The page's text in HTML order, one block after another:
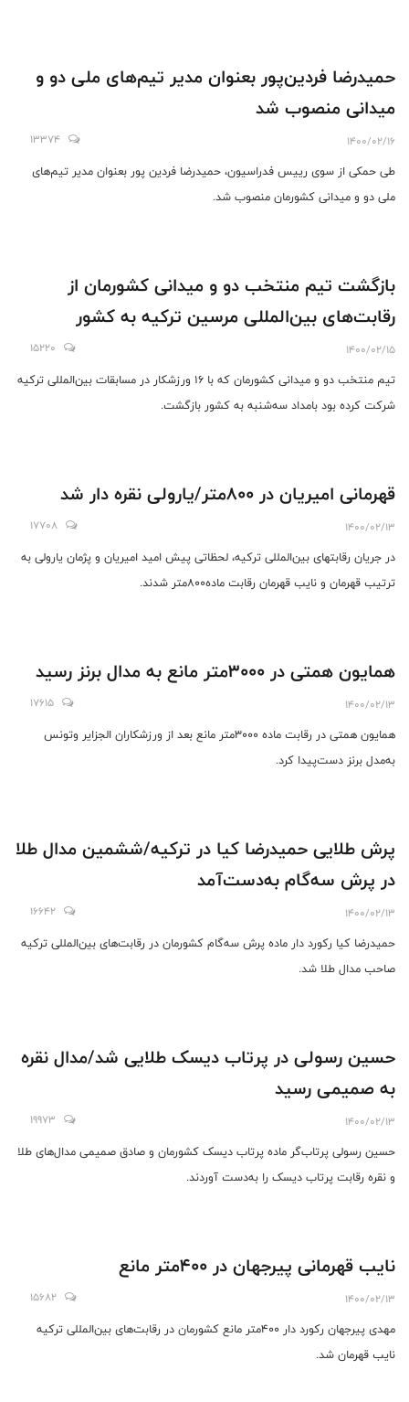
حمیدرضا فردین‌پور بعنوان مدیر تیم‌های ملی دو و
میدانی منصوب شد
1400/02/16
13374
طی حمکی از سوی رییس فدراسیون، حمیدرضا فردین پور بعنوان مدیر تیم‌های
ملی دو و میدانی کشورمان منصوب شد.
بازگشت تیم منتخب دو و میدانی کشورمان از
رقابت‌های بین‌المللی مرسین ترکیه به کشور
1400/02/15
15220
تیم منتخب دو و میدانی کشورمان که با ۱۶ ورزشکار در مسابقات بین‌المللی ترکیه
شرکت کرده بود بامداد سه‌شنبه به کشور بازگشت.
قهرمانی امیریان در ۸۰۰متر/یارولی نقره دار شد
1400/02/13
17708
در جریان رقابتهای بین‌المللی ترکیه، لحظاتی پیش امید امیریان و پژمان یارولی به
ترتیب قهرمان و نایب قهرمان رقابت ماده۸۰۰متر شدند.
همایون همتی در ۳۰۰۰متر مانع به مدال برنز رسید
1400/02/13
17615
همایون همتی در رقابت ماده ۳۰۰۰متر مانع بعد از ورزشکاران الجزایر و‌تونس
به‌مدل برنز دست‌پیدا کرد.
پرش طلایی حمیدرضا کیا در ترکیه/ششمین مدال طلا
در پرش سه‌گام به‌دست‌آمد
1400/02/13
16642
حمیدرضا کیا رکورد دار ماده پرش سه‌گام کشورمان در رقابت‌های بین‌المللی ترکیه
صاحب مدال طلا شد.
حسین رسولی در پرتاب دیسک طلایی شد/مدال نقره
به صمیمی رسید
1400/02/13
19973
حسین رسولی پرتاب‌گر ماده پرتاب دیسک کشورمان و صادق صمیمی مدال‌های طلا
و نقره رقابت پرتاب دیسک را به‌دست آوردند.
نایب قهرمانی پیرجهان در ۴۰۰متر مانع
1400/02/13
15682
مهدی پیرجهان رکورد دار ۴۰۰متر مانع کشورمان در رقابت‌های بین‌المللی ترکیه
نایب قهرمان شد.